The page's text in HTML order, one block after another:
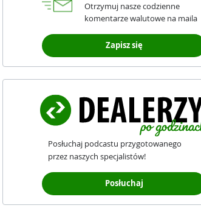
Otrzymuj nasze codzienne
komentarze walutowe na maila
Zapisz się
Posłuchaj podcastu przygotowanego
przez naszych specjalistów!
Posłuchaj